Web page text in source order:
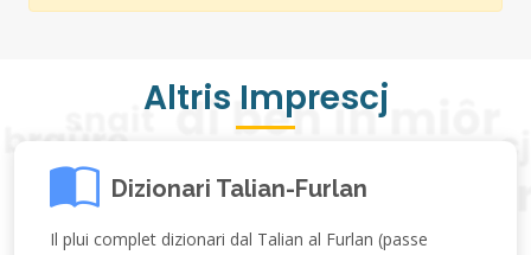
Altris Imprescj
Dizionari Talian-Furlan
Il plui complet dizionari dal Talian al Furlan (passe